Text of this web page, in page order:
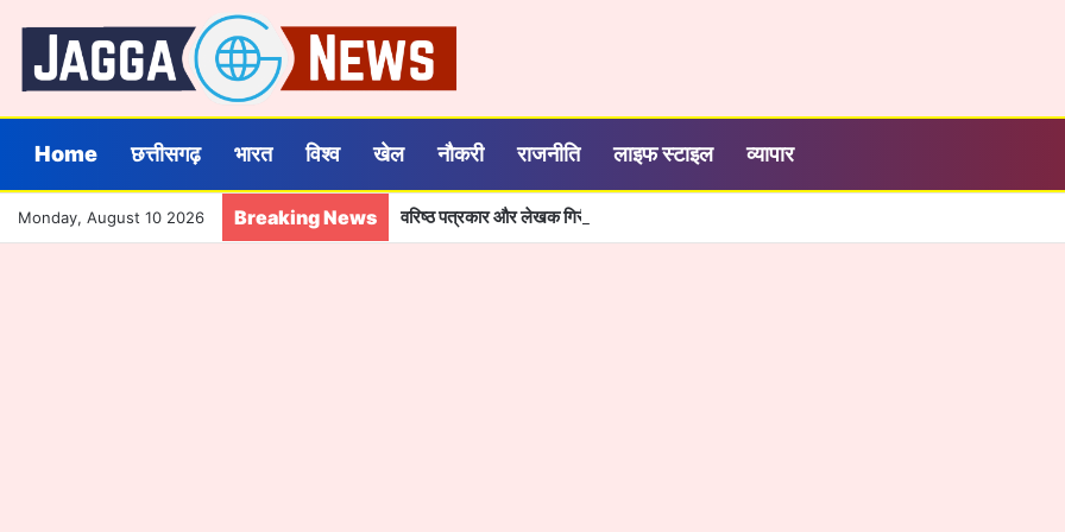
Home छत्तीसगढ़ भारत विश्व खेल नौकरी राजनीति लाइफ स्टाइल व्यापार
Monday, August 10 2026 Breaking News वरिष्ठ पत्रकार और लेखक गिरीश पंकज को भीलवाड़ा में मिलेगा बाल साहित्य सम्मान